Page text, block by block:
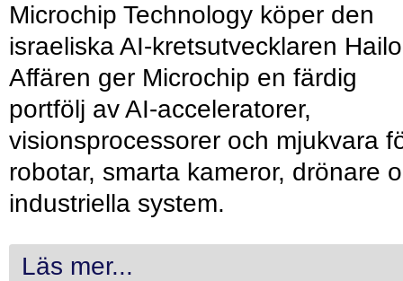
Microchip Technology köper den
israeliska AI-kretsutvecklaren
Affären ger Microchip en färdig
portfölj av AI-acceleratorer,
visionsprocessorer och mjukvara
robotar, smarta kameror, drönare
industriella system.
Läs mer...